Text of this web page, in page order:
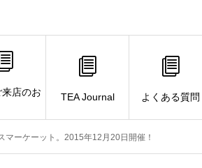
店のお
TEA Journal よくある質問
ーケーット。2015年12月20日開催！